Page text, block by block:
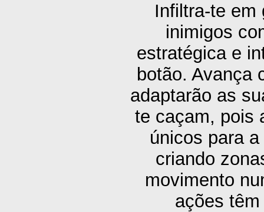
Infiltra-te em
inimigos
estratégica e
botão. Avança
adaptarão as
te caçam, pois
únicos para
criando
movimento
ações